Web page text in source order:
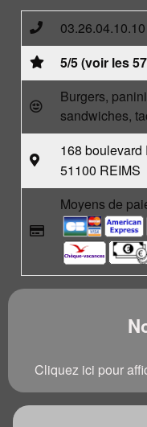
03.26.04.10.10
5/5 (voir les
Burgers,
sandwiches,
168 boulevard
51100 REIMS
Moyens de
Cliquez ici pour